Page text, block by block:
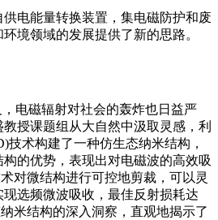
电能量转换装置，集电磁防护和废
境领域的发展提供了新的思路。
电磁辐射对社会的轰炸也日益严
授课题组从大自然中汲取灵感，利
技术构建了一种仿生态纳米结构，
的优势，表现出对电磁波的高效吸
对微结构进行可控地剪裁，可以灵
选频微波吸收，最佳反射损耗达
米结构的深入洞察，直观地揭示了